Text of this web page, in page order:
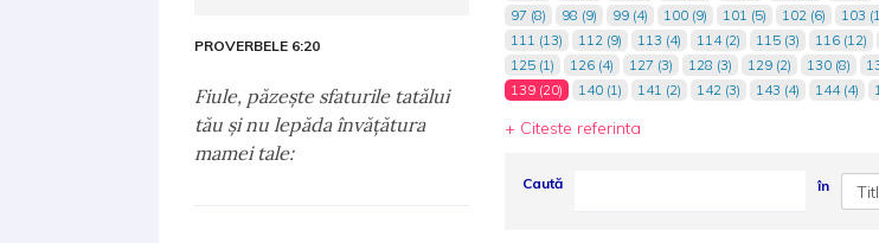
97 (8)
98 (9) 99 (4) 100 (9) 101 (5) 102 (6) 103
111 (13)
112 (9) 113 (4) 114 (2) 115 (3) 116 (12)
125 (1)
126 (4) 127 (3) 128 (3) 129 (2) 130 (8)
139 (20)
140 (1) 141 (2) 142 (3) 143 (4) 144 (4)
+ Citeste referinta
Caută în
PROVERBELE 6:20
Fiule, păzeşte sfaturile tatălui
tău şi nu lepăda învăţătura
mamei tale: